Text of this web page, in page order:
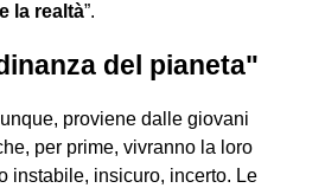
la realtà”.
del pianeta"
proviene dalle giovani
per prime, vivranno la loro
instabile, insicuro, incerto. Le